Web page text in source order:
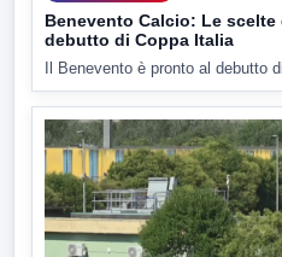
Benevento Calcio: Le
debutto di Coppa Italia
Il Benevento è pronto al debutto